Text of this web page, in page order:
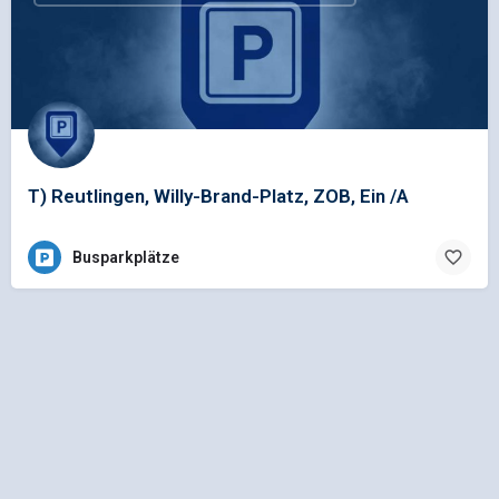
T) Reutlingen, Willy-Brand-Platz, ZOB, Ein /A
Busparkplätze